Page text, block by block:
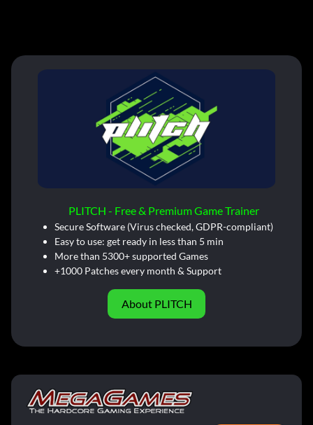
PLITCH - Free & Premium Game Trainer
Secure Software (Virus checked, GDPR-compliant)
Easy to use: get ready in less than 5 min
More than 5300+ supported Games
+1000 Patches every month & Support
About PLITCH